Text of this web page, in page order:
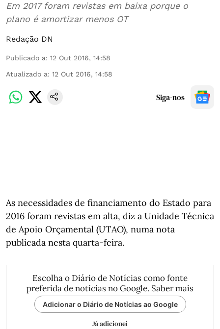
Em 2017 foram revistas em baixa porque o
plano é amortizar menos OT
Redação DN
Publicado a: 12 Out 2016, 14:58
Atualizado a: 12 Out 2016, 14:58
Siga-nos
As necessidades de financiamento do Estado para
2016 foram revistas em alta, diz a Unidade Técnica
de Apoio Orçamental (UTAO), numa nota
publicada nesta quarta-feira.
Escolha o Diário de Notícias como fonte
preferida de notícias no Google. Saber mais
Adicionar o Diário de Notícias ao Google
Já adicionei